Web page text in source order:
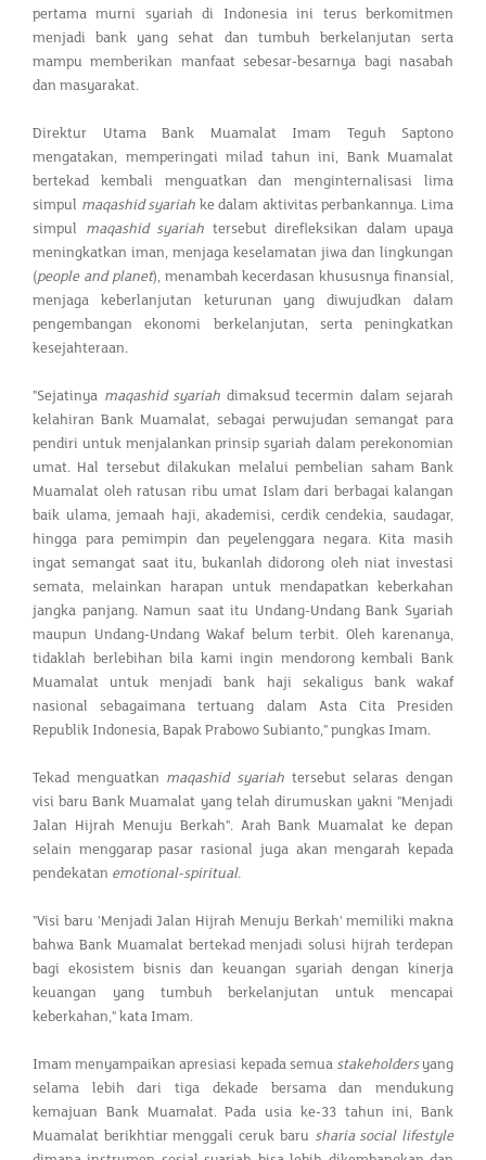
pertama murni syariah di Indonesia ini terus berkomitmen
menjadi bank yang sehat dan tumbuh berkelanjutan serta
mampu memberikan manfaat sebesar-besarnya bagi nasabah
dan masyarakat.
Direktur Utama Bank Muamalat Imam Teguh Saptono
mengatakan, memperingati milad tahun ini, Bank Muamalat
bertekad kembali menguatkan dan menginternalisasi lima
simpul maqashid syariah ke dalam aktivitas perbankannya. Lima
simpul maqashid syariah tersebut direfleksikan dalam upaya
meningkatkan iman, menjaga keselamatan jiwa dan lingkungan
(people and planet), menambah kecerdasan khususnya finansial,
menjaga keberlanjutan keturunan yang diwujudkan dalam
pengembangan ekonomi berkelanjutan, serta peningkatkan
kesejahteraan.
"Sejatinya maqashid syariah dimaksud tecermin dalam sejarah
kelahiran Bank Muamalat, sebagai perwujudan semangat para
pendiri untuk menjalankan prinsip syariah dalam perekonomian
umat. Hal tersebut dilakukan melalui pembelian saham Bank
Muamalat oleh ratusan ribu umat Islam dari berbagai kalangan
baik ulama, jemaah haji, akademisi, cerdik cendekia, saudagar,
hingga para pemimpin dan peyelenggara negara. Kita masih
ingat semangat saat itu, bukanlah didorong oleh niat investasi
semata, melainkan harapan untuk mendapatkan keberkahan
jangka panjang. Namun saat itu Undang-Undang Bank Syariah
maupun Undang-Undang Wakaf belum terbit. Oleh karenanya,
tidaklah berlebihan bila kami ingin mendorong kembali Bank
Muamalat untuk menjadi bank haji sekaligus bank wakaf
nasional sebagaimana tertuang dalam Asta Cita Presiden
Republik Indonesia, Bapak Prabowo Subianto," pungkas Imam.
Tekad menguatkan maqashid syariah tersebut selaras dengan
visi baru Bank Muamalat yang telah dirumuskan yakni "Menjadi
Jalan Hijrah Menuju Berkah". Arah Bank Muamalat ke depan
selain menggarap pasar rasional juga akan mengarah kepada
pendekatan emotional-spiritual.
"Visi baru 'Menjadi Jalan Hijrah Menuju Berkah' memiliki makna
bahwa Bank Muamalat bertekad menjadi solusi hijrah terdepan
bagi ekosistem bisnis dan keuangan syariah dengan kinerja
keuangan yang tumbuh berkelanjutan untuk mencapai
keberkahan," kata Imam.
Imam menyampaikan apresiasi kepada semua stakeholdersyang
selama lebih dari tiga dekade bersama dan mendukung
kemajuan Bank Muamalat. Pada usia ke-33 tahun ini, Bank
Muamalat berikhtiar menggali ceruk baru sharia social lifestyle